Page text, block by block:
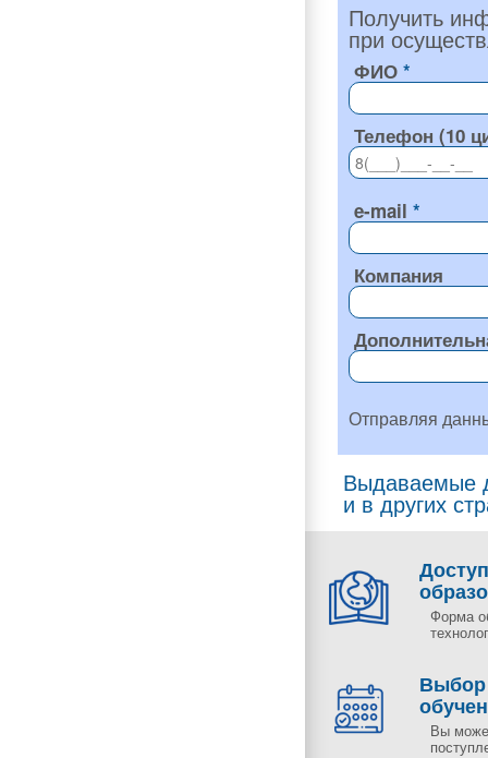
Получить
при
ФИО
Телефон (10
e-mail
Компания
Отправляя
Выдаваемые
и в других
Форма
Вы